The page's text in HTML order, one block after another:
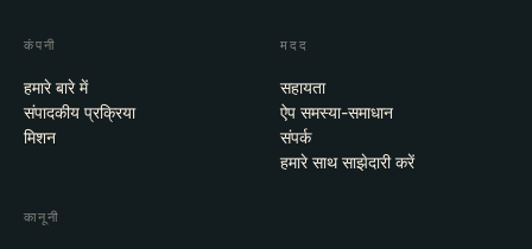
कंपनी
हमारे बारे में
संपादकीय प्रक्रिया
मिशन
मदद
सहायता
ऐप समस्या-समाधान
संपर्क
हमारे साथ साझेदारी करें
कानूनी